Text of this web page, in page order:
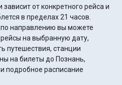
от конкретного рейса и
в пределах 21 часов.
направлению вы можете
на выбранную дату,
путешествия, станции
на билеты до Познань,
подробное расписание